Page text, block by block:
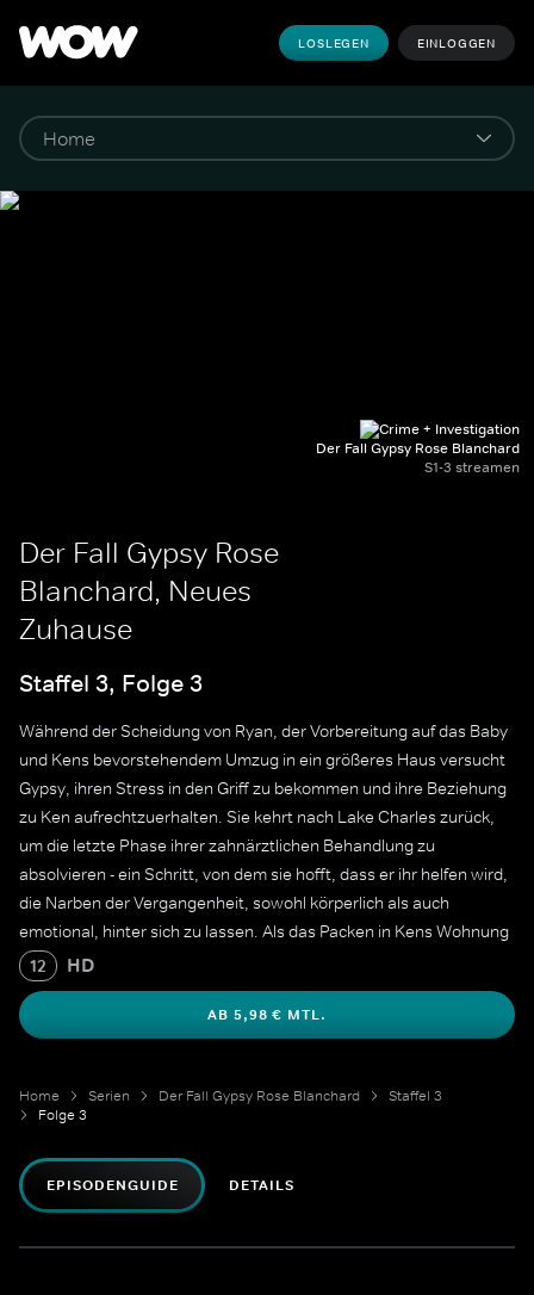
LOSLEGEN EINLOGGEN
Der Fall Gypsy Rose Blanchard
S1-3 streamen
Der Fall Gypsy Rose
Blanchard, Neues
Zuhause
Staffel 3, Folge 3
Während der Scheidung von Ryan, der Vorbereitung auf das Baby
und Kens bevorstehendem Umzug in ein größeres Haus versucht
Gypsy, ihren Stress in den Griff zu bekommen und ihre Beziehung
zu Ken aufrechtzuerhalten. Sie kehrt nach Lake Charles zurück,
um die letzte Phase ihrer zahnärztlichen Behandlung zu
absolvieren - ein Schritt, von dem sie hofft, dass er ihr helfen wird,
die Narben der Vergangenheit, sowohl körperlich als auch
emotional, hinter sich zu lassen. Als das Packen in Kens Wohnung
neue Erinnerungen an alte Wunden weckt, wird Gypsy klar, dass
ein Neuanfang gar nicht so einfach ist.
12 HD
AB 5,98 € MTL.
Home Serien Der Fall Gypsy Rose Blanchard
Staffel 3
Folge 3
EPISODENGUIDE DETAILS